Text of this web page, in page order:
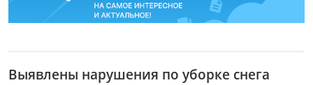
Выявлены нарушения по уборке снега